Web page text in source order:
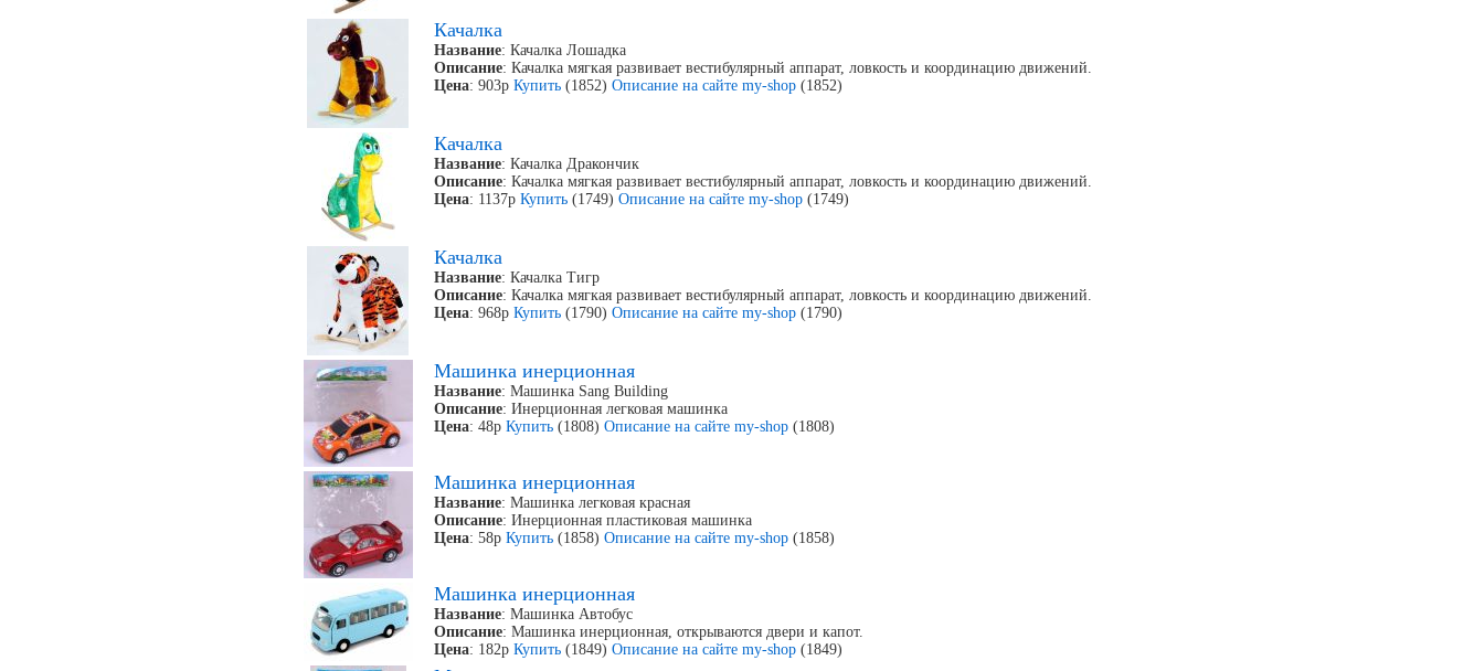
Качалка
Название: Качалка Лошадка
Описание: Качалка мягкая развивает вестибулярный аппарат, ловкость и координацию движений.
Цена: 903рКупить (1852)Описание на сайте my-shop (1852)
Качалка
Название: Качалка Дракончик
Описание: Качалка мягкая развивает вестибулярный аппарат, ловкость и координацию движений.
Цена: 1137рКупить (1749)Описание на сайте my-shop (1749)
Качалка
Название: Качалка Тигр
Описание: Качалка мягкая развивает вестибулярный аппарат, ловкость и координацию движений.
Цена: 968рКупить (1790)Описание на сайте my-shop (1790)
Машинка инерционная
Название: Машинка Sang Building
Описание: Инерционная легковая машинка
Цена: 48рКупить (1808)Описание на сайте my-shop (1808)
Машинка инерционная
Название: Машинка легковая красная
Описание: Инерционная пластиковая машинка
Цена: 58рКупить (1858)Описание на сайте my-shop (1858)
Машинка инерционная
Название: Машинка Автобус
Описание: Машинка инерционная, открываются двери и капот.
Цена: 182рКупить (1849)Описание на сайте my-shop (1849)